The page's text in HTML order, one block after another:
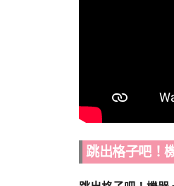
跳出格子吧！